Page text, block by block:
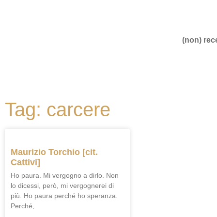
(non)
Tag: carcere
Maurizio Torchio [cit.
Cattivi]
Ho paura. Mi vergogno a dirlo. Non
lo dicessi, però, mi vergognerei di
più. Ho paura perché ho speranza.
Perché,